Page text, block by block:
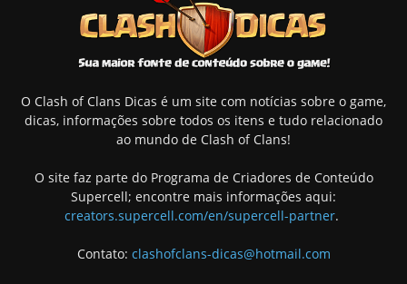
O Clash of Clans Dicas é um site com notícias sobre o game,
dicas, informações sobre todos os itens e tudo relacionado
ao mundo de Clash of Clans!
O site faz parte do Programa de Criadores de Conteúdo
Supercell; encontre mais informações aqui:
creators.supercell.com/en/supercell-partner.
Contato: clashofclans-dicas@hotmail.com